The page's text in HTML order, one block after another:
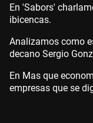
En 'Sabors'
ibicencas.
Analizamos como
decano Sergio
En Mas que
empresas que se